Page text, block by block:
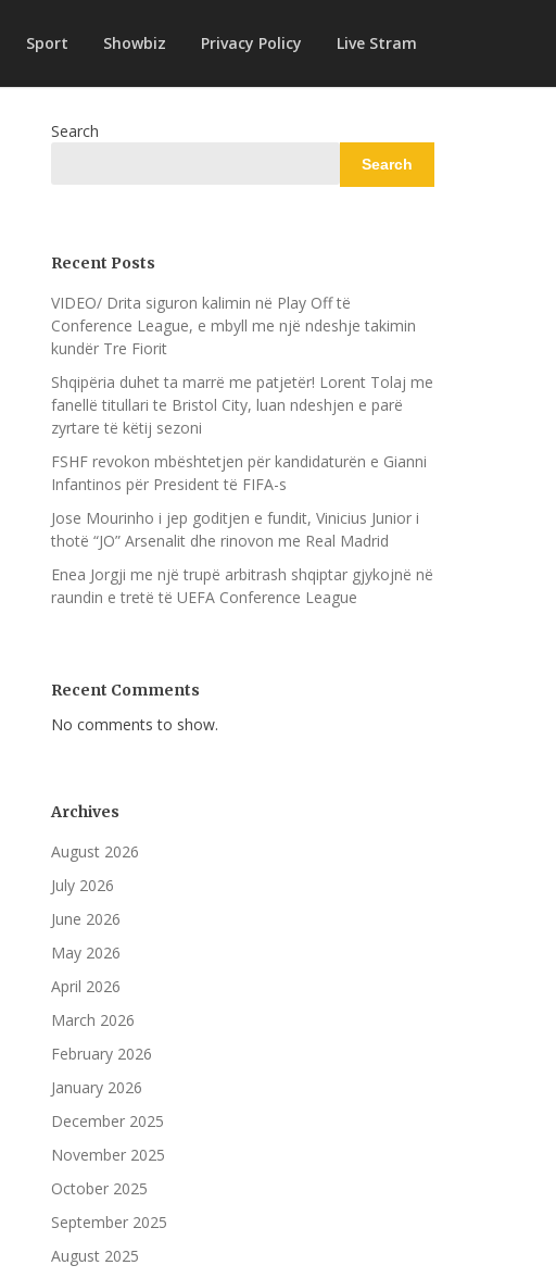
Sport Showbiz Privacy Policy Live Stram
Search
Search
Recent Posts
VIDEO/ Drita siguron kalimin në Play Off të
Conference League, e mbyll me një ndeshje takimin
kundër Tre Fiorit
Shqipëria duhet ta marrë me patjetër! Lorent Tolaj me
fanellë titullari te Bristol City, luan ndeshjen e parë
zyrtare të këtij sezoni
FSHF revokon mbështetjen për kandidaturën e Gianni
Infantinos për President të FIFA-s
Jose Mourinho i jep goditjen e fundit, Vinicius Junior i
thotë “JO” Arsenalit dhe rinovon me Real Madrid
Enea Jorgji me një trupë arbitrash shqiptar gjykojnë në
raundin e tretë të UEFA Conference League
Recent Comments
No comments to show.
Archives
August 2026
July 2026
June 2026
May 2026
April 2026
March 2026
February 2026
January 2026
December 2025
November 2025
October 2025
September 2025
August 2025